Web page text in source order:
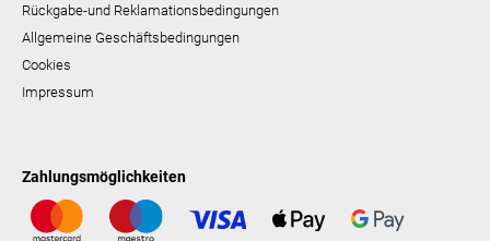
Rückgabe-und Reklamationsbedingungen
Allgemeine Geschäftsbedingungen
Cookies
Impressum
Zahlungsmöglichkeiten